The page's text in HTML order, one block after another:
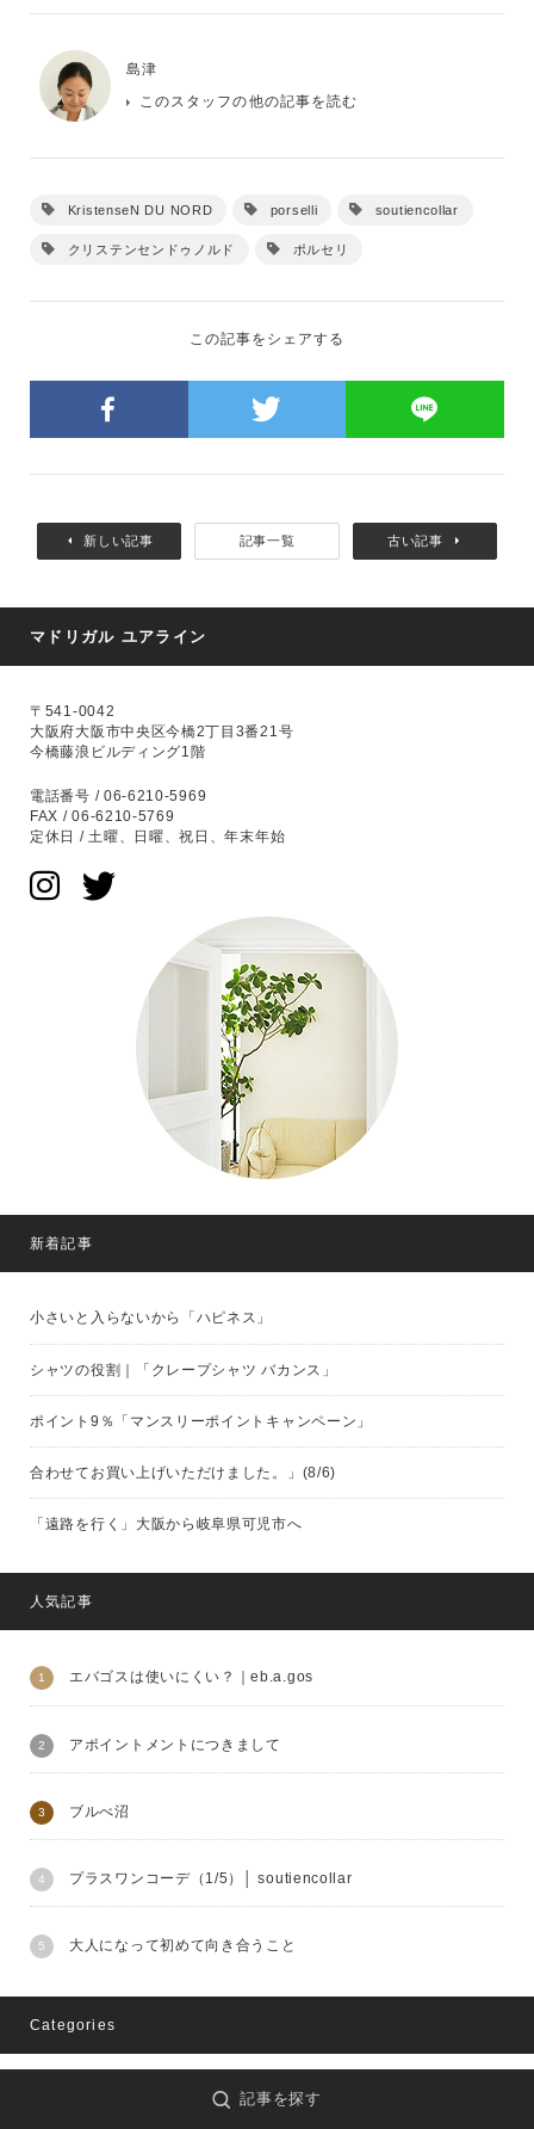
島津
このスタッフの他の記事を読む
KristenseN DU NORD porselli soutiencollar
クリステンセンドゥノルド ポルセリ
この記事をシェアする
新しい記事 記事一覧 古い記事
マドリガル ユアライン
〒541-0042
大阪府大阪市中央区今橋2丁目3番21号
今橋藤浪ビルディング1階
電話番号 / 06-6210-5969
FAX / 06-6210-5769
定休日 / 土曜、日曜、祝日、年末年始
新着記事
小さいと入らないから「ハピネス」
シャツの役割｜「クレープシャツ バカンス」
ポイント9％「マンスリーポイントキャンペーン」
合わせてお買い上げいただけました。」(8/6)
「遠路を行く」大阪から岐阜県可児市へ
人気記事
エバゴスは使いにくい？｜eb.a.gos
アポイントメントにつきまして
ブルべ沼
プラスワンコーデ（1/5）│ soutiencollar
大人になって初めて向き合うこと
Categories
記事を探す